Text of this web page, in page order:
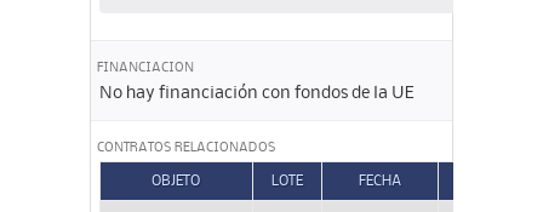
FINANCIACION
No hay financiación con fondos de la UE
CONTRATOS RELACIONADOS
OBJETO LOTE FECHA